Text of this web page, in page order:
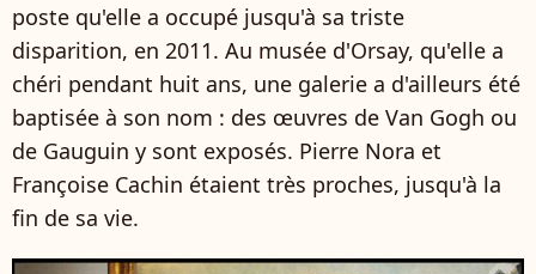
poste qu'elle a occupé jusqu'à sa triste
disparition, en 2011. Au musée d'Orsay, qu'elle a
chéri pendant huit ans, une galerie a d'ailleurs été
baptisée à son nom : des œuvres de Van Gogh ou
de Gauguin y sont exposés. Pierre Nora et
Françoise Cachin étaient très proches, jusqu'à la
fin de sa vie.